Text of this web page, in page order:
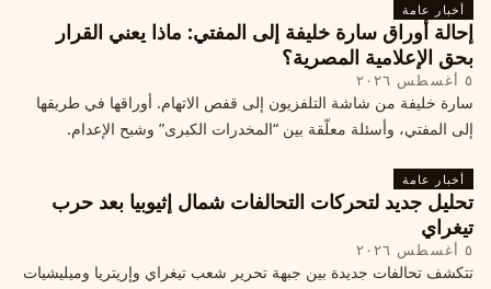
أخبار عامة
إحالة أوراق سارة خليفة إلى المفتي: ماذا يعني القرار
بحق الإعلامية المصرية؟
٥ أغسطس ٢٠٢٦
سارة خليفة من شاشة التلفزيون إلى قفص الاتهام. أوراقها في طريقها
إلى المفتي، وأسئلة معلّقة بين “المخدرات الكبرى” وشبح الإعدام.
أخبار عامة
تحليل جديد لتحركات التحالفات شمال إثيوبيا بعد حرب
تيغراي
٥ أغسطس ٢٠٢٦
تتكشف تحالفات جديدة بين جبهة تحرير شعب تيغراي وإريتريا وميليشيات